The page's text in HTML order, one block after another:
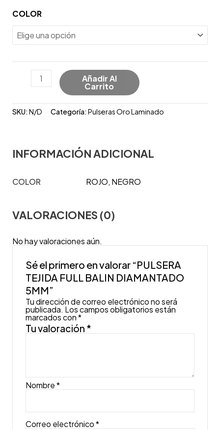
COLOR
Añadir Al
Carrito
SKU:N/D Categoría:Pulseras Oro Laminado
INFORMACIÓN ADICIONAL
COLOR ROJO, NEGRO
VALORACIONES (0)
No hay valoraciones aún.
Sé el primero en valorar “PULSERA
TEJIDA FULL BALIN DIAMANTADO
5MM”
Tu dirección de correo electrónico no será
publicada. Los campos obligatorios están
marcados con*
Tu valoración *
Nombre*
Correo electrónico*